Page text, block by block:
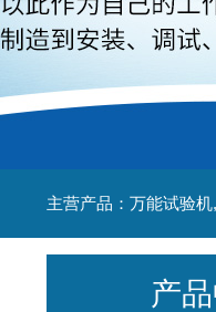
主营产品：万能试验
产